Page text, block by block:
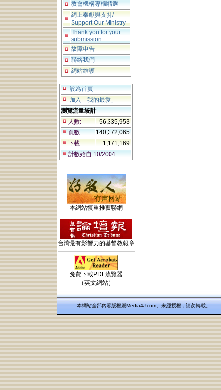
教會機構專欄精選
網上奉獻與支持/
Support Our Ministry
Thank you for your
submission
故障申告
聯絡我們
網站維護
設為首頁
加入「我的最愛」
瀏覽流量統計
人數:
56,335,953
頁數:
140,372,065
下載:
1,171,169
計數始自 10/2004
本網站慎重推薦聯網
台灣最有影響力的基督教報章
免費下載PDF流覽器
（英文網站）
本網站全部內容版權屬Media4J.com。未經授權，請勿轉載。